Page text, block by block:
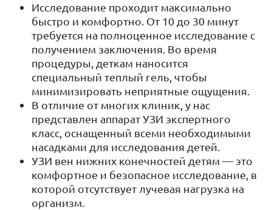
Исследование проходит максимально
быстро и комфортно. От 10 до 30 минут
требуется на полноценное исследование с
получением заключения. Во время
процедуры, деткам наносится
специальный теплый гель, чтобы
минимизировать неприятные ощущения.
В отличие от многих клиник, у нас
представлен аппарат УЗИ экспертного
класс, оснащенный всеми необходимыми
насадками для исследования детей.
УЗИ вен нижних конечностей детям — это
комфортное и безопасное исследование, в
которой отсутствует лучевая нагрузка на
организм.